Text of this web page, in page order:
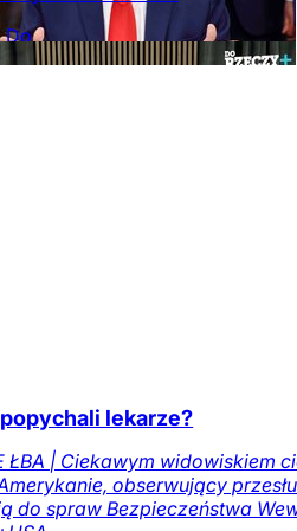
Do
OpinieKraj
lekarze?
ŁBA | Ciekawym widowiskiem
obserwujący
do spraw Bezpieczeństwa